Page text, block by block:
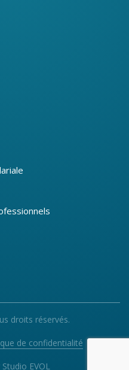
droits réservés.
de confidentialité
Studio EVOL